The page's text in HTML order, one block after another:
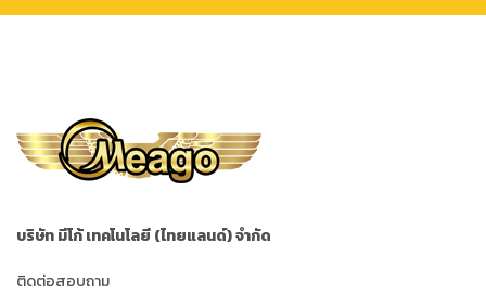
บริษัท มีโก้ เทคโนโลยี (ไทยแลนด์) จำกัด
ติดต่อสอบถาม